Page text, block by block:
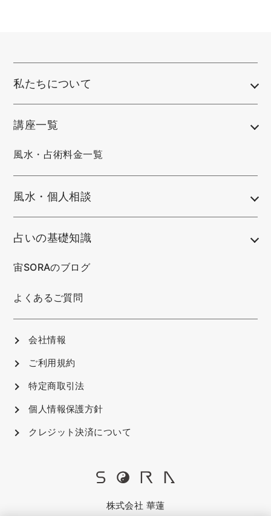
私たちについて
講座一覧
風水・占術料金一覧
風水・個人相談
占いの基礎知識
宙SORAのブログ
よくあるご質問
会社情報
ご利用規約
特定商取引法
個人情報保護方針
クレジット決済について
株式会社 華蓮